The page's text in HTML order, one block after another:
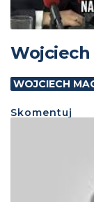
WOJCIECH
Skomentuj